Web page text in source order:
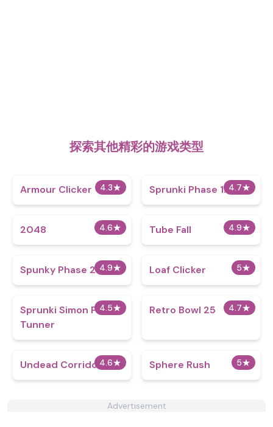
探索其他精彩的游戏类型
4.3★
Armour Clicker 4.7★
Sprunki Phase 1.5
4.6★
2048 4.9★
Tube Fall
4.9★
Spunky Phase 2 5★
Loaf Clicker
4.5★
Sprunki Simon Punch
Tunner
4.7★
Retro Bowl 25
4.6★
Undead Corridor 5★
Sphere Rush
Advertisement